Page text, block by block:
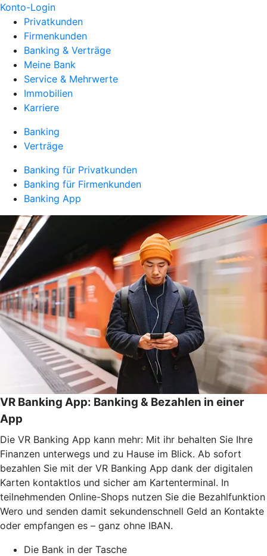
Konto-Login
Privatkunden
Firmenkunden
Banking & Verträge
Meine Bank
Service & Mehrwerte
Immobilien
Karriere
Banking
Verträge
Banking für Privatkunden
Banking für Firmenkunden
Banking App
VR Banking App: Banking & Bezahlen in einer
App
Die VR Banking App kann mehr: Mit ihr behalten Sie Ihre
Finanzen unterwegs und zu Hause im Blick. Ab sofort
bezahlen Sie mit der VR Banking App dank der digitalen
Karten kontaktlos und sicher am Kartenterminal. In
teilnehmenden Online-Shops nutzen Sie die Bezahlfunktion
Wero und senden damit sekundenschnell Geld an Kontakte
oder empfangen es – ganz ohne IBAN.
Die Bank in der Tasche